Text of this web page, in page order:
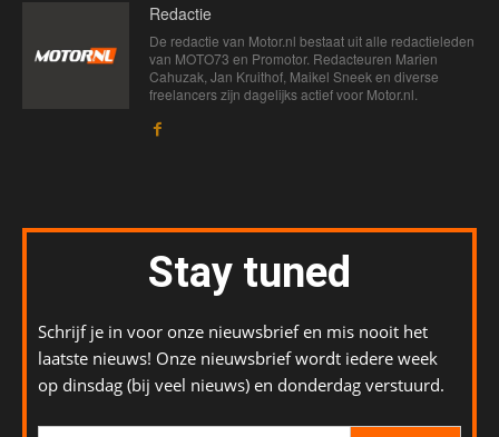
Redactie
De redactie van Motor.nl bestaat uit alle redactieleden
van MOTO73 en Promotor. Redacteuren Marien
Cahuzak, Jan Kruithof, Maikel Sneek en diverse
freelancers zijn dagelijks actief voor Motor.nl.
Stay tuned
Schrijf je in voor onze nieuwsbrief en mis nooit het
laatste nieuws! Onze nieuwsbrief wordt iedere week
op dinsdag (bij veel nieuws) en donderdag verstuurd.